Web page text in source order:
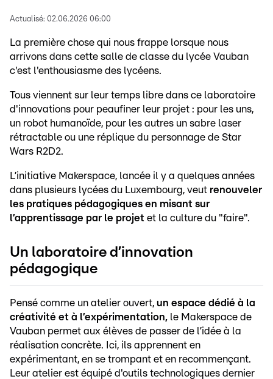
Actualisé: 02.06.2026 06:00
La première chose qui nous frappe lorsque nous
arrivons dans cette salle de classe du lycée Vauban
c'est l'enthousiasme des lycéens.
Tous viennent sur leur temps libre dans ce laboratoire
d'innovations pour peaufiner leur projet : pour les uns,
un robot humanoïde, pour les autres un sabre laser
rétractable ou une réplique du personnage de Star
Wars R2D2.
L’initiative Makerspace, lancée il y a quelques années
dans plusieurs lycées du Luxembourg, veut renouveler
les pratiques pédagogiques en misant sur
l’apprentissage par le projet et la culture du "faire".
Un laboratoire d’innovation
pédagogique
Pensé comme un atelier ouvert, un espace dédié à la
créativité et à l’expérimentation, le Makerspace de
Vauban permet aux élèves de passer de l’idée à la
réalisation concrète. Ici, ils apprennent en
expérimentant, en se trompant et en recommençant.
Leur atelier est équipé d'outils technologiques dernier